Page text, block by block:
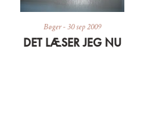
Bøger-30 sep 2009
DET LÆSER JEG NU